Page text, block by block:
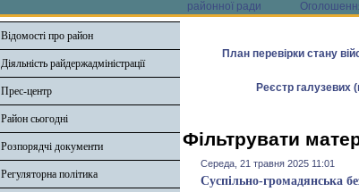
районної ради
Відомості про район
Діяльність райдержадміністрації
Прес-центр
Район сьогодні
Розпорядчі документи
Регуляторна політика
План перевірки стану
Реєстр галузевих
Фільтрувати
Середа, 21 травня 2025 11:01
Суспільно-громадянська